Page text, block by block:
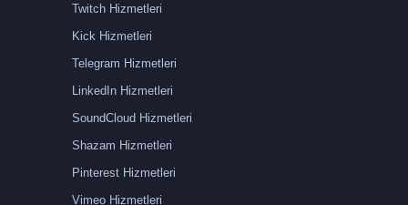
Twitch Hizmetleri
Kick Hizmetleri
Telegram Hizmetleri
LinkedIn Hizmetleri
SoundCloud Hizmetleri
Shazam Hizmetleri
Pinterest Hizmetleri
Vimeo Hizmetleri